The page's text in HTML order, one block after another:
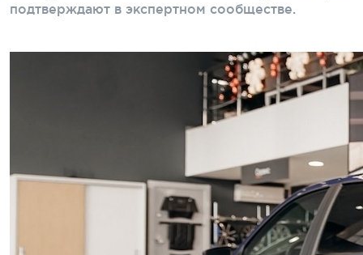
подтверждают в экспертном сообществе.